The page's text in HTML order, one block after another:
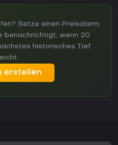
Setze einen Preisalarm
benachrichtigt, wenn 20
historisches Tief
erstellen